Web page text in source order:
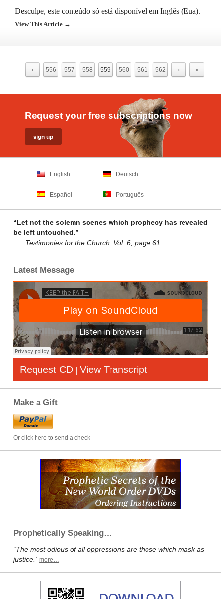
Desculpe, este conteúdo só está disponível em Inglês (Eua).
View This Article →
‹ 556 557 558 559 560 561 562 › »
Request your free subscriptions now
English Deutsch
Español Português
“Let not the solemn scenes which prophecy has revealed
be left untouched.”
Testimonies for the Church, Vol. 6, page 61.
Latest Message
Request CD | View Transcript
Make a Gift
Or click here to send a check
Prophetically Speaking…
“The most odious of all oppressions are those which mask as
justice.” more…